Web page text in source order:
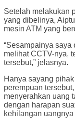
Setelah melakukan
yang dibelinya,
mesin ATM yang
“Sesampainya
melihat CCTV-nya,
tersebut,” jelasnya.
Hanya sayang
perempuan
menyerahkan uang
dengan harapan
kehilangan uangnya